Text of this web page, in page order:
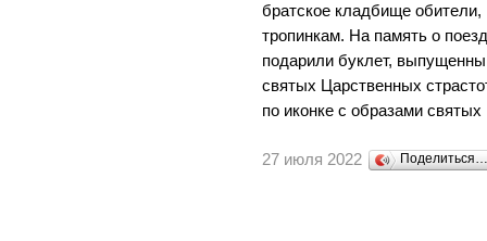
братское кладбище
тропинкам. На память о
подарили буклет,
святых Царственных
по иконке с образами
27 июля 2022